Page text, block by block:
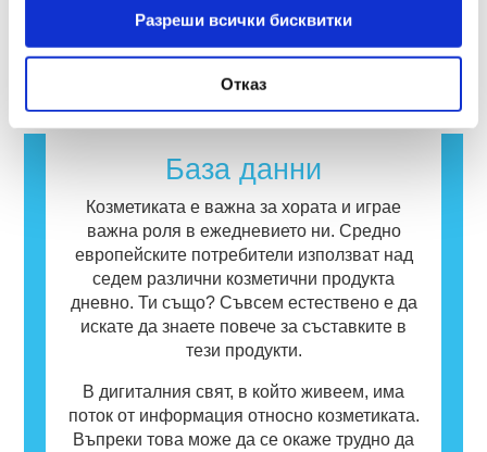
Разреши всички бисквитки
Отказ
компаниите са задължени по закон да
извършват, покриват всички потенциални
рискове, включително потенциални
ендокринни смущения.
тестване върху животни за оценка на
безопасността на козметичните съставки и
предизвикат алергична реакция. Алергична
на човек реагира на вещества, които са
безвредни за повечето хора. Вещество,
което предизвиква алергична реакция, се
нарича алерген. Козметиката и продуктите
за лична хигиена могат да съдържат
съставки, които могат да бъдат алергични
за някои хора. Това не означава, че
продуктът не е безопасен за употреба от
други потребители.
База данни
Козметиката е важна за хората и играе
важна роля в ежедневието ни. Средно
европейските потребители използват над
седем различни козметични продукта
дневно. Ти също? Съвсем естествено е да
искате да знаете повече за съставките в
тези продукти.
В дигиталния свят, в който живеем, има
поток от информация относно козметиката.
Въпреки това може да се окаже трудно да